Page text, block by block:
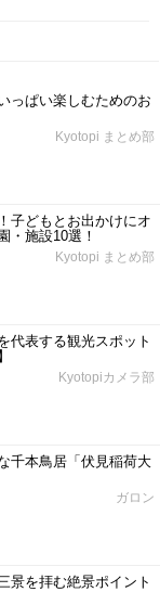
っぱい楽しむためのお
Kyotopi まとめ部
子どもとお出かけにオ
・施設10選！
Kyotopi まとめ部
代表する観光スポット
Kyotopiカメラ部
千本鳥居「伏見稲荷大
ガロン
景を拝む絶景ポイント